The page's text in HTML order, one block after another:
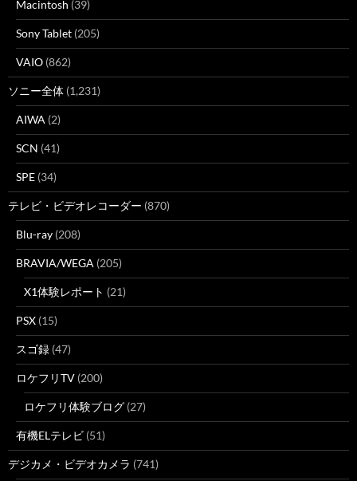
Macintosh (39)
Sony Tablet (205)
VAIO (862)
ソニー全体 (1,231)
AIWA (2)
SCN (41)
SPE (34)
テレビ・ビデオレコーダー (870)
Blu-ray (208)
BRAVIA/WEGA (205)
X1体験レポート (21)
PSX (15)
スゴ録 (47)
ロケフリTV (200)
ロケフリ体験ブログ (27)
有機ELテレビ (51)
デジカメ・ビデオカメラ (741)